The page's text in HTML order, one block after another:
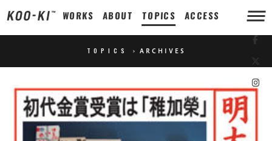
WORKS ABOUT TOPICS ACCESS
TOPICS > ARCHIVES